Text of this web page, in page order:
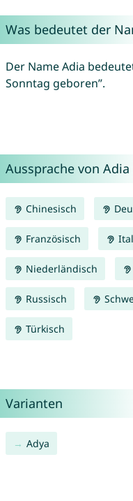
Was bedeutet der
Der Name Adia
Sonntag geboren”.
Aussprache von Adia
Chinesisch
Französisch
Niederländisch
Russisch
Türkisch
Varianten
Adya